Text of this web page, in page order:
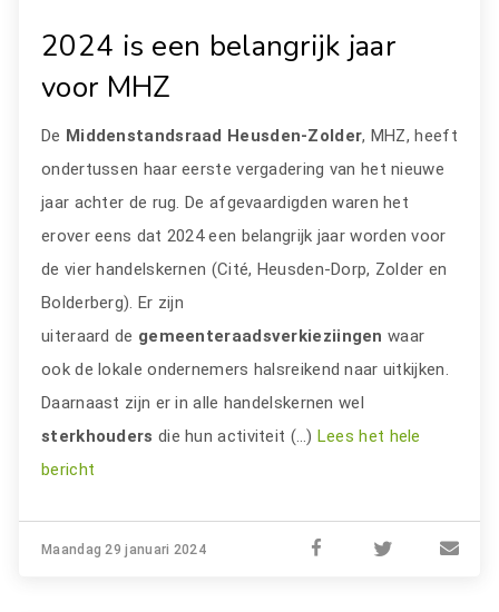
2024 is een belangrijk jaar
voor MHZ
De Middenstandsraad Heusden-Zolder, MHZ, heeft
ondertussen haar eerste vergadering van het nieuwe
jaar achter de rug. De afgevaardigden waren het
erover eens dat 2024 een belangrijk jaar worden voor
de vier handelskernen (Cité, Heusden-Dorp, Zolder en
Bolderberg). Er zijn
uiteraard de gemeenteraadsverkieziingenwaar
ook de lokale ondernemers halsreikend naar uitkijken.
Daarnaast zijn er in alle handelskernen wel
sterkhouders die hun activiteit (…) Lees het hele
bericht
Maandag 29 januari 2024